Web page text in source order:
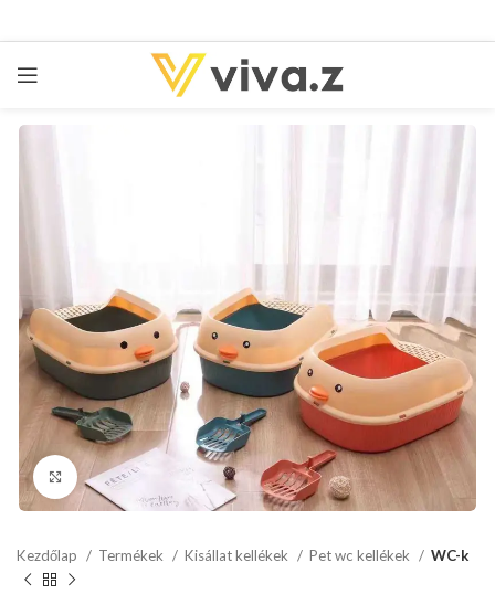
kattints a kinagyításhoz
Kezdőlap Termékek Kisállat kellékek Pet wc kellékek WC-k